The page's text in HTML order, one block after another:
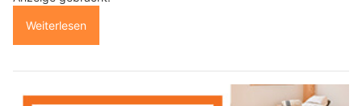
Weiterlesen